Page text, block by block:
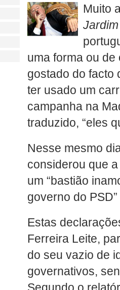
Muito
Jardim
uma forma ou
gostado do facto
ter usado um
campanha na
traduzido, “eles
Nesse mesmo
considerou que
um “bastião
governo do PSD”
Estas
Ferreira Leite,
do seu vazio de
governativos,